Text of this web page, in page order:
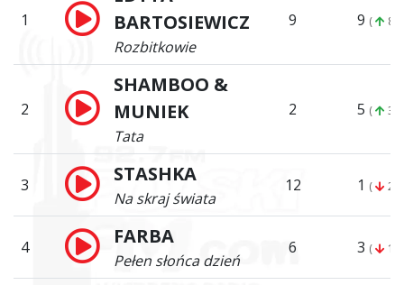
1
BARTOSIEWICZ
Rozbitkowie
9 9 ( 8)
2
SHAMBOO &
MUNIEK
Tata
2 5 ( 3)
3 STASHKA
Na skraj świata
12 1 ( 2)
4 FARBA
Pełen słońca dzień
6 3 ( 1)